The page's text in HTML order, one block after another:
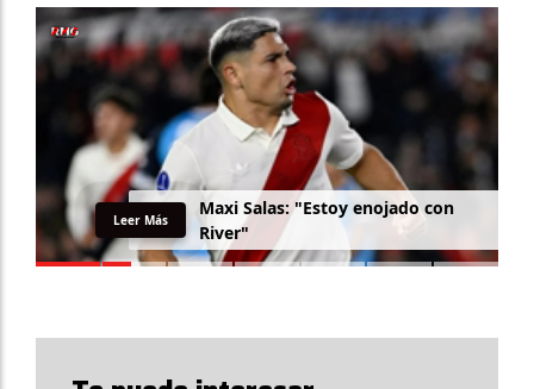
Maxi Salas: "Estoy enojado con
River"
Leer Más